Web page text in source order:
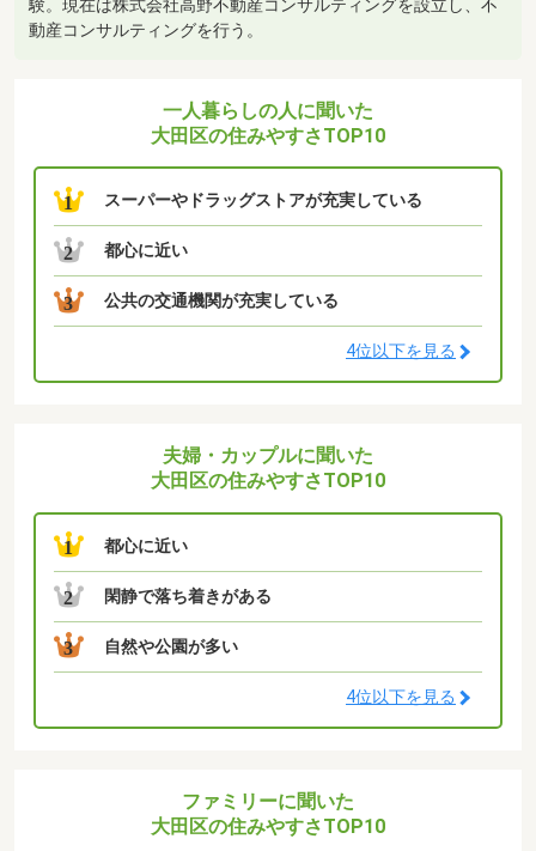
験。現在は株式会社高野不動産コンサルティングを設立し、不
動産コンサルティングを行う。
一人暮らしの人に聞いた
大田区の住みやすさTOP10
1 スーパーやドラッグストアが充実している
2 都心に近い
3 公共の交通機関が充実している
4位以下を見る
夫婦・カップルに聞いた
大田区の住みやすさTOP10
1 都心に近い
2 閑静で落ち着きがある
3 自然や公園が多い
4位以下を見る
ファミリーに聞いた
大田区の住みやすさTOP10